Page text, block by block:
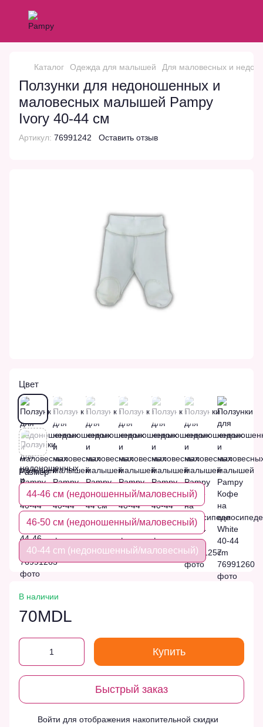
Каталог Одежда для малышей Для маловесных и
Ползунки для недоношенных и
маловесных малышей Pampy
Ivory 40-44 см
Артикул: 76991242 Оставить отзыв
Цвет
Размер
44-46 см (недоношенный/маловесный)
46-50 см (недоношенный/маловесный)
40-44 cm (недоношенный/маловесный)
В наличии
70MDL
Купить
Быстрый заказ
Войти для отображения накопительной скидки